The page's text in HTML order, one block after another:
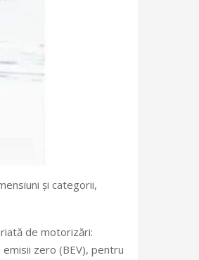
și categorii,
de motorizări:
zero (BEV), pentru